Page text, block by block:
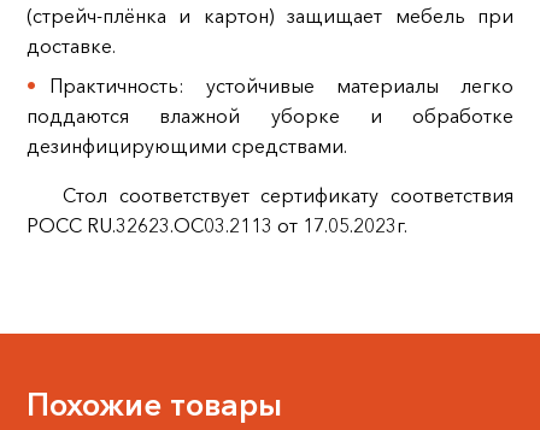
(стрейч-плёнка и картон) защищает мебель при
доставке.
Практичность: устойчивые материалы легко
поддаются влажной уборке и обработке
дезинфицирующими средствами.
Стол соответствует сертификату соответствия
РОСС RU.32623.ОС03.2113 от 17.05.2023г.
Похожие товары